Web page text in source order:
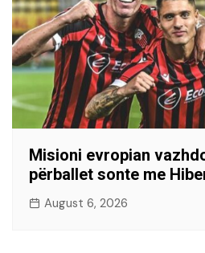
Misioni evropian
përballet sonte me
August 6, 2026